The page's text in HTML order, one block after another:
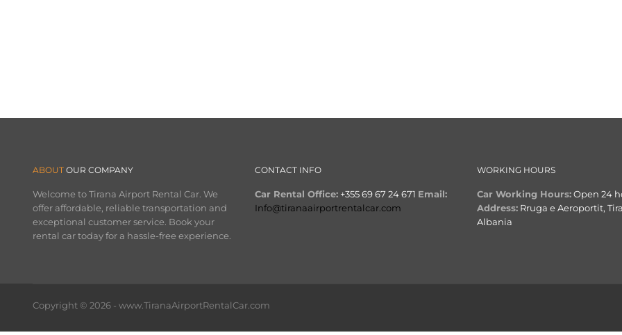
ABOUT OUR COMPANY
Welcome to Tirana Airport Rental Car. We
offer affordable, reliable transportation and
exceptional customer service. Book your
rental car today for a hassle-free experience.
CONTACT INFO
Car Rental Office: +355 69 67 24 671 Email:
Info@tiranaairportrentalcar.com
WORKING HOURS
Car Working Hours:Open 24
Address: Rruga e Aeroportit,
Albania
Copyright © 2026 - www.TiranaAirportRentalCar.com